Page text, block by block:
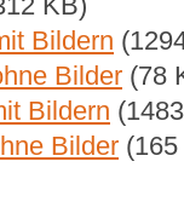
Bildern
Bilder (78
Bildern
Bilder